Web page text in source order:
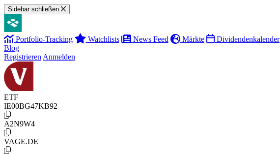
Sidebar schließen
Portfolio-Tracking Watchlists News Feed Märkte Dividendenkalender
Blog
Registrieren Anmelden
ETF
IE00BG47KB92
A2N9W4
VAGE.DE